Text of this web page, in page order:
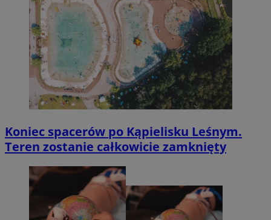
Koniec spacerów po Kąpielisku Leśnym.
Teren zostanie całkowicie zamknięty